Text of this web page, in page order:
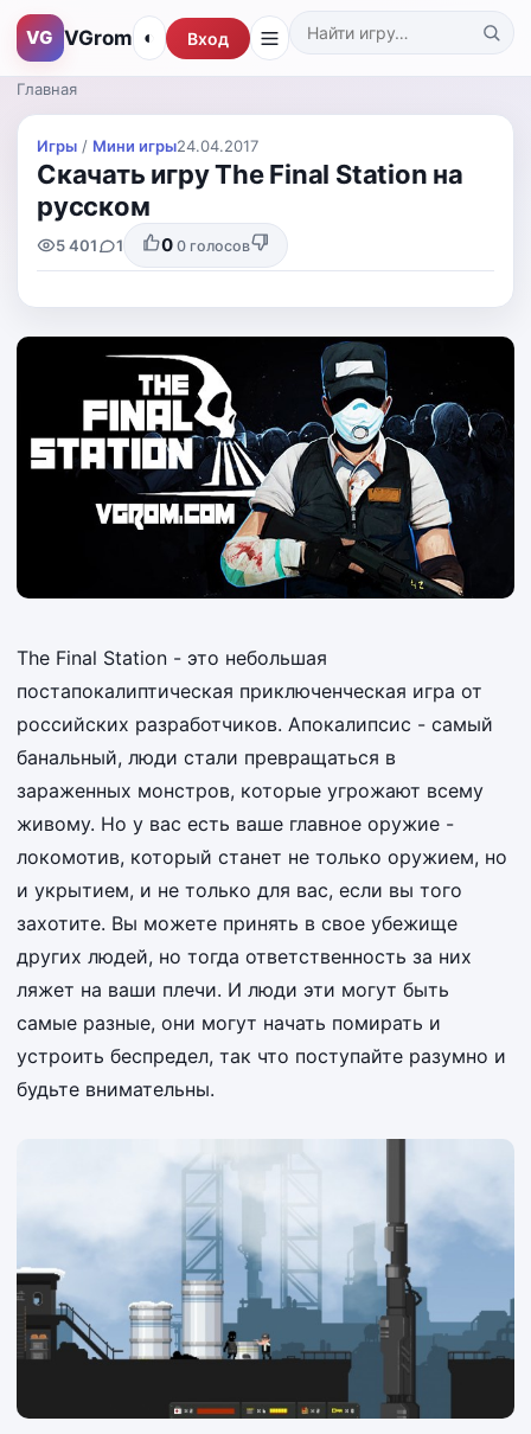
VG VGrom Поиск по каталогу
◐ Вход
Главная
Игры / Мини игры24.04.2017
Скачать игру The Final Station на
русском
5 401 1 0 0 голосов
The Final Station - это небольшая
постапокалиптическая приключенческая игра от
российских разработчиков. Апокалипсис - самый
банальный, люди стали превращаться в
зараженных монстров, которые угрожают всему
живому. Но у вас есть ваше главное оружие -
локомотив, который станет не только оружием, но
и укрытием, и не только для вас, если вы того
захотите. Вы можете принять в свое убежище
других людей, но тогда ответственность за них
ляжет на ваши плечи. И люди эти могут быть
самые разные, они могут начать помирать и
устроить беспредел, так что поступайте разумно и
будьте внимательны.